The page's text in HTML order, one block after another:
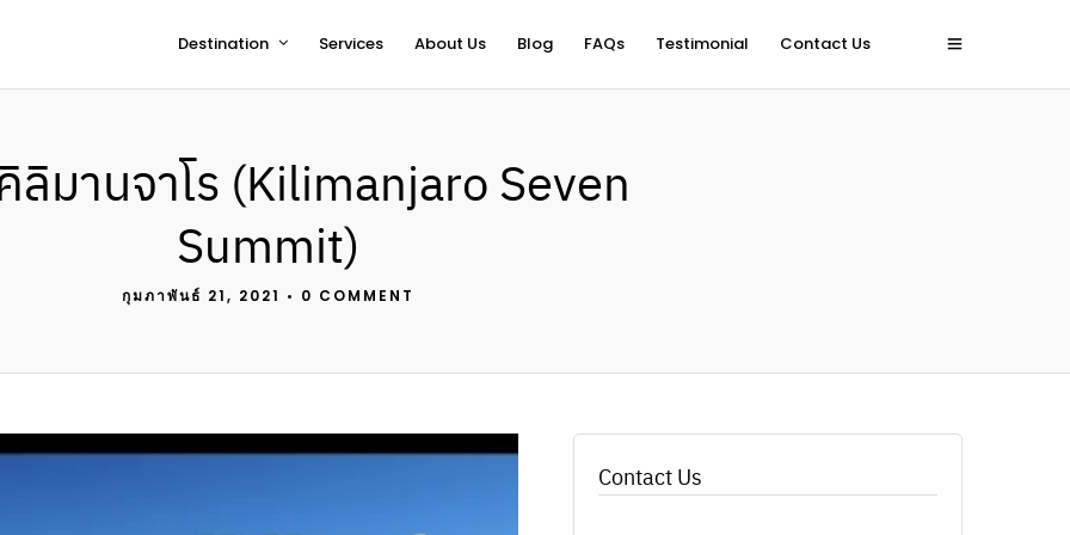
Destination Services About Us Blog FAQs Testimonial Contact Us
มานจาโร (Kilimanjaro Seven
Summit)
กุมภาพันธ์ 21, 2021 • 0 COMMENT
Contact Us